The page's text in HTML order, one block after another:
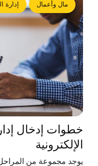
مال وأعمال إدارة
خطوات إدخال
الإلكترونية
يوجد مجموعة من المراحل